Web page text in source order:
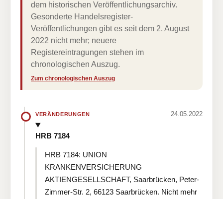
dem historischen Veröffentlichungsarchiv.
Gesonderte Handelsregister-
Veröffentlichungen gibt es seit dem 2. August
2022 nicht mehr; neuere
Registereintragungen stehen im
chronologischen Auszug.
Zum chronologischen Auszug
VERÄNDERUNGEN 24.05.2022
HRB 7184
HRB 7184: UNION
KRANKENVERSICHERUNG
AKTIENGESELLSCHAFT, Saarbrücken, Peter-
Zimmer-Str. 2, 66123 Saarbrücken. Nicht mehr